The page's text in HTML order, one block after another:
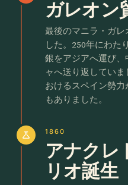
ガレオン
最後のマニラ・ガ
した。250年にわた
銀をアジアへ運び
ャへ送り返してい
おけるスペイン勢
もありました。
science 1860
アナクレ
リオ誕生